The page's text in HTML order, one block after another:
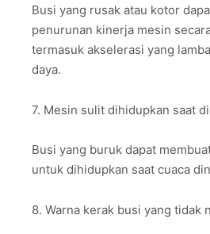
Busi yang rusak atau kotor
penurunan kinerja mesin
termasuk akselerasi yang
daya.
7. Mesin sulit dihidupkan saat
Busi yang buruk dapat
untuk dihidupkan saat cuaca
8. Warna kerak busi yang tidak